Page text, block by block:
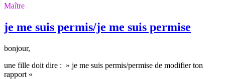
Maître
je me suis permis/je me suis permise
bonjour,
une fille doit dire : » je me suis permis/permise de modifier ton
rapport «